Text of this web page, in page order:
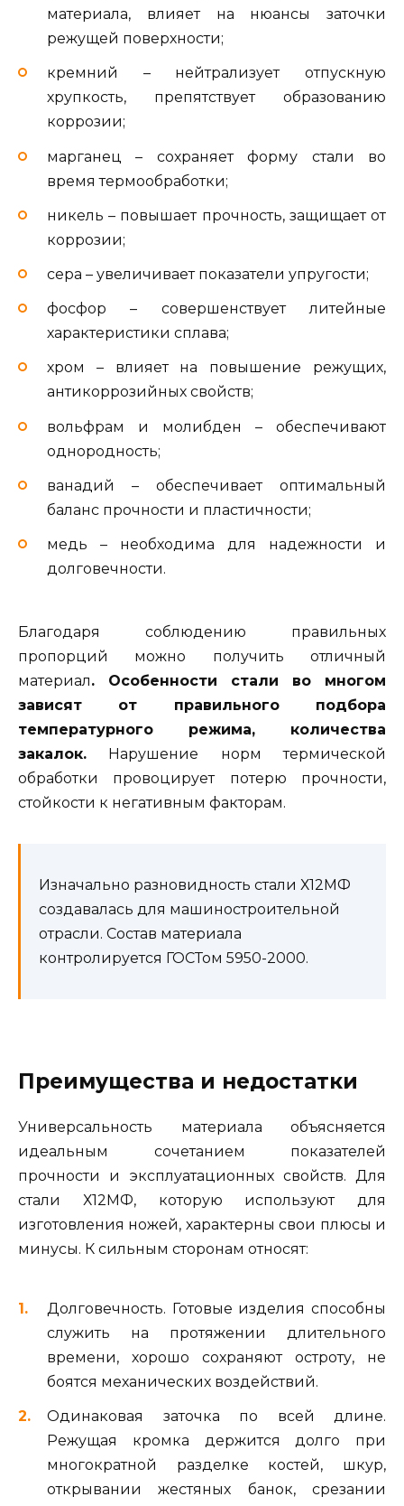
материала, влияет на нюансы заточки
режущей поверхности;
кремний – нейтрализует отпускную
хрупкость, препятствует образованию
коррозии;
марганец – сохраняет форму стали во
время термообработки;
никель – повышает прочность, защищает от
коррозии;
сера – увеличивает показатели упругости;
фосфор – совершенствует литейные
характеристики сплава;
хром – влияет на повышение режущих,
антикоррозийных свойств;
вольфрам и молибден – обеспечивают
однородность;
ванадий – обеспечивает оптимальный
баланс прочности и пластичности;
медь – необходима для надежности и
долговечности.
Благодаря соблюдению правильных
пропорций можно получить отличный
материал. Особенности стали во многом
зависят от правильного подбора
температурного режима, количества
закалок. Нарушение норм термической
обработки провоцирует потерю прочности,
стойкости к негативным факторам.
Изначально разновидность стали Х12МФ
создавалась для машиностроительной
отрасли. Состав материала
контролируется ГОСТом 5950-2000.
Преимущества и недостатки
Универсальность материала объясняется
идеальным сочетанием показателей
прочности и эксплуатационных свойств. Для
стали Х12МФ, которую используют для
изготовления ножей, характерны свои плюсы и
минусы. К сильным сторонам относят:
Долговечность. Готовые изделия способны
служить на протяжении длительного
времени, хорошо сохраняют остроту, не
боятся механических воздействий.
Одинаковая заточка по всей длине.
Режущая кромка держится долго при
многократной разделке костей, шкур,
открывании жестяных банок, срезании